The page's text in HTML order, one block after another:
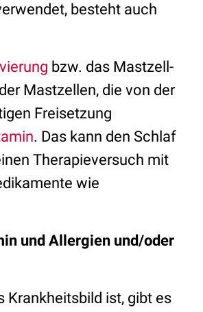
besteht auch
bzw. das Mastzell-
Mastzellen, die von der
Freisetzung
. Das kann den Schlaf
Therapieversuch mit
wie
und Allergien und/oder
Krankheitsbild ist, gibt es